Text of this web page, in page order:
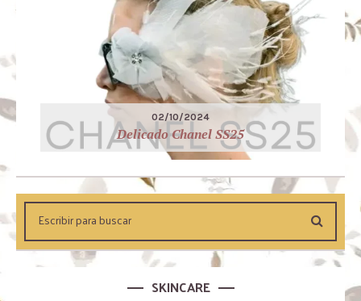
02/10/2024
Delicado Chanel SS25
SKINCARE